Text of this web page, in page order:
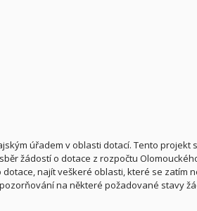
úřadem v oblasti dotací. Tento projekt
žádostí o dotace z rozpočtu
najít veškeré oblasti, které se zatím
na některé požadované stavy